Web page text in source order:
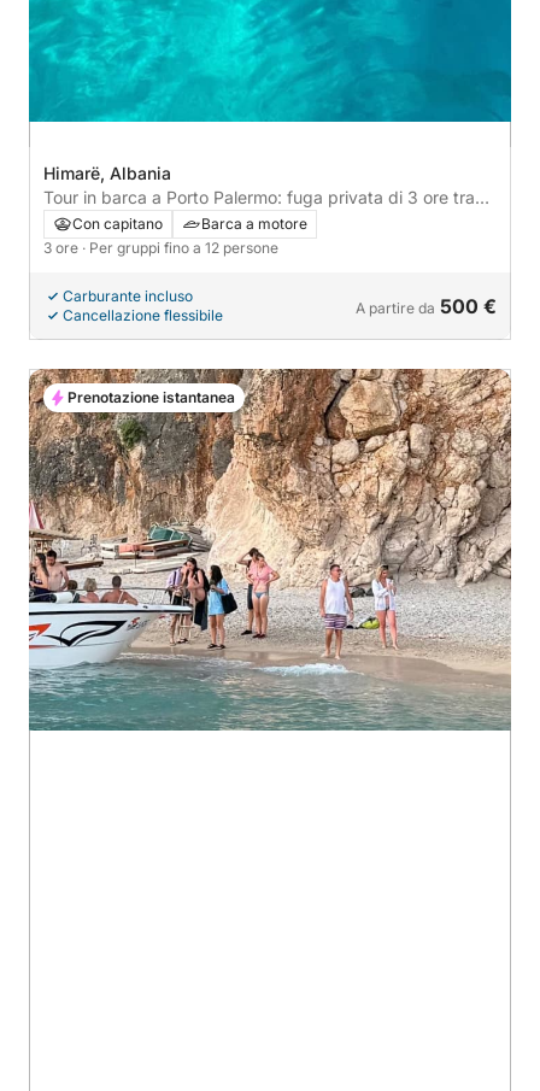
Himarë, Albania
Tour in barca a Porto Palermo: fuga privata di 3 ore tra
tesori nascosti e storia costiera
Con capitano
Barca a motore
3 ore · Per gruppi fino a 12 persone
Carburante incluso
Cancellazione flessibile
A partire da 500 €
Prenotazione istantanea